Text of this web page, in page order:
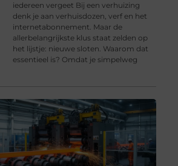
iedereen vergeet Bij een verhuizing
denk je aan verhuisdozen, verf en het
internetabonnement. Maar de
allerbelangrijkste klus staat zelden op
het lijstje: nieuwe sloten. Waarom dat
essentieel is? Omdat je simpelweg